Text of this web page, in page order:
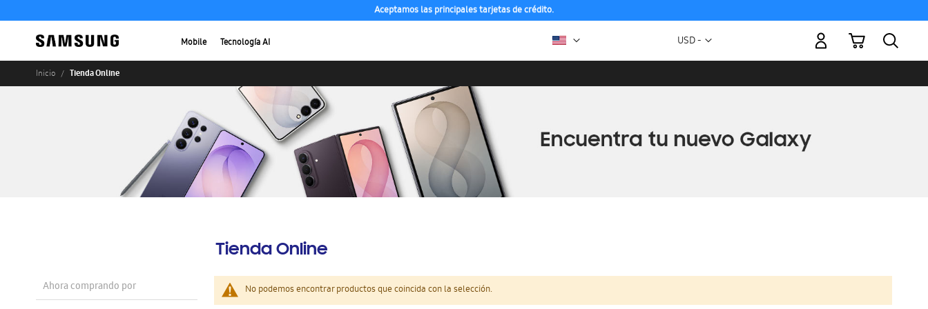
Aceptamos las principales tarjetas de crédito.
Mobile Tecnología AI Moneda
USD -
Mi carrito
Inicio Tienda Online
Tienda Online
No podemos encontrar productos que coincida con la selección.
Ahora comprando por